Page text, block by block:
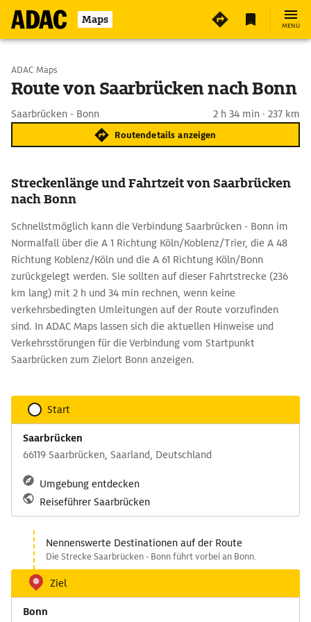
Maps MENÜ
Start wählen
ADAC Maps
Route von Saarbrücken nach Bonn
Saarbrücken - Bonn 2 h 34 min · 237 km
Routendetails anzeigen
Streckenlänge und Fahrtzeit von Saarbrücken
nach Bonn
Schnellstmöglich kann die Verbindung Saarbrücken - Bonn im
Normalfall über die A 1 Richtung Köln/Koblenz/Trier, die A 48
Richtung Koblenz/Köln und die A 61 Richtung Köln/Bonn
zurückgelegt werden. Sie sollten auf dieser Fahrtstrecke (236
km lang) mit 2 h und 34 min rechnen, wenn keine
verkehrsbedingten Umleitungen auf der Route vorzufinden
sind. In ADAC Maps lassen sich die aktuellen Hinweise und
Verkehrsstörungen für die Verbindung vom Startpunkt
Saarbrücken zum Zielort Bonn anzeigen.
Start
Saarbrücken
66119 Saarbrücken, Saarland, Deutschland
Umgebung entdecken
Reiseführer Saarbrücken
Nennenswerte Destinationen auf der Route
Die Strecke Saarbrücken - Bonn führt vorbei an Bonn.
Ziel
Bonn